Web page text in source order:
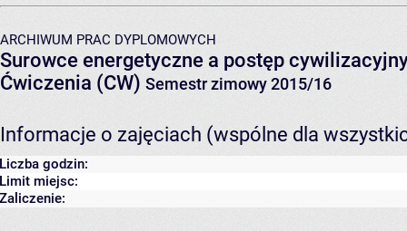
ARCHIWUM PRAC DYPLOMOWYCH
Surowce energetyczne a postęp
Ćwiczenia (CW) Semestr zimowy 2015/16
Informacje o zajęciach (wspólne dla
Liczba godzin:
Limit miejsc:
Zaliczenie: